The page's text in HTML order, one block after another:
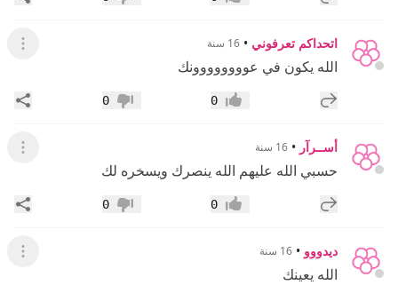
إعجاب عدم إعجاب
اتحداكم تعرفوني • 16 سنة عرض
الله يكون في عوووووووونك
إضافة رد جديد إعجاب0 عدم إعجاب
0
أســرآر • 16 سنة عرض
حسبي الله عليهم الله ينصرك ويسخره لك
إضافة رد جديد إعجاب0 عدم إعجاب
0
ديدووو • 16 سنة عرض
الله يعينك